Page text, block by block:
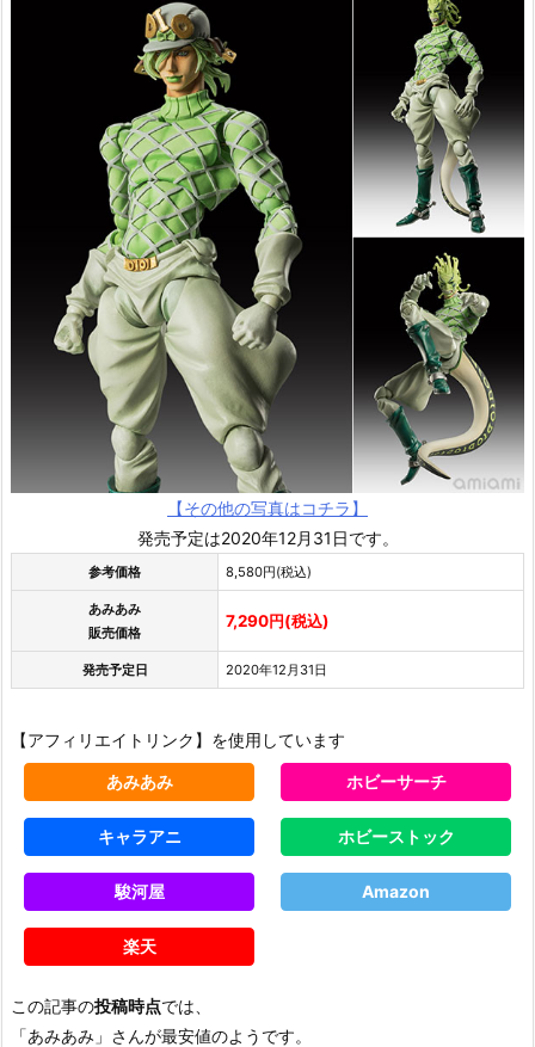
【その他の写真はコチラ】
発売予定は2020年12月31日です。
参考価格 8,580円(税込)
あみあみ
販売価格
7,290円(税込)
発売予定日 2020年12月31日
【アフィリエイトリンク】を使用しています
あみあみ ホビーサーチ
キャラアニ ホビーストック
駿河屋 Amazon
楽天
この記事の投稿時点では、
「あみあみ」さんが最安値のようです。